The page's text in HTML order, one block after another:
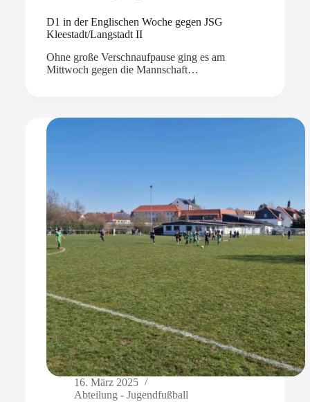
D1 in der Englischen Woche gegen JSG
Kleestadt/Langstadt II
Ohne große Verschnaufpause ging es am
Mittwoch gegen die Mannschaft…
16. März 2025
Abteilung - Jugendfußball